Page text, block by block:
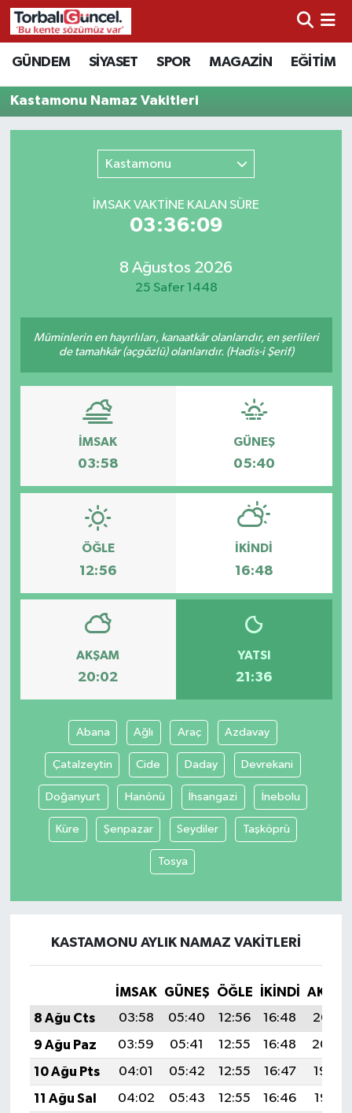
GÜNDEM SİYASET SPOR MAGAZİN EĞİTİM
Kastamonu Namaz Vakitleri
Kastamonu
İMSAK VAKTİNE KALAN SÜRE
03:36:09
8 Ağustos 2026
25 Safer 1448
Müminlerin en hayırlıları, kanaatkâr olanlarıdır, en şerlileri
de tamahkâr (açgözlü) olanlarıdır. (Hadis-i Şerif)
İMSAK
03:58
GÜNEŞ
05:40
ÖĞLE
12:56
İKINDI
16:48
AKŞAM
20:02
YATSI
21:36
Abana Ağlı Araç Azdavay
Çatalzeytin Cide Daday Devrekani
Doğanyurt Hanönü İhsangazi İnebolu
Küre Şenpazar Seydiler Taşköprü
Tosya
KASTAMONU AYLIK NAMAZ VAKITLERI
İMSAK GÜNEŞ ÖĞLE İKINDI
8 Ağu Cts
03:58 05:40 12:56 16:48
20:02
9 Ağu Paz
03:59 05:41 12:55 16:48
20:00
10 Ağu Pts
04:01 05:42 12:55 16:47
19:59
11 Ağu Sal
04:02 05:43 12:55 16:46
19:58
İzmir Nöbetçi Eczaneler
İzmir Hava Durumu
İzmir Trafik Yoğunluk Haritası
Süper Lig Puan Durumu ve Fikstür
Tüm Manşetler
Haber Arşivi